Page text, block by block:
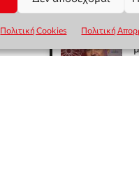
Πολιτική Cookies Πολιτική